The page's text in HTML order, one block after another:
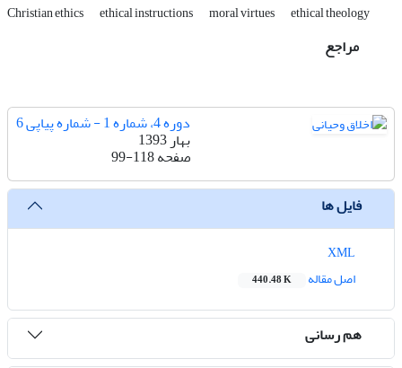
Christian ethics ethical instructions moral virtues ethical theology
مراجع
دوره 4، شماره 1 - شماره پیاپی 6
بهار 1393
صفحه99-118
فایل ها
اصل مقاله
440.48 K
هم رسانی